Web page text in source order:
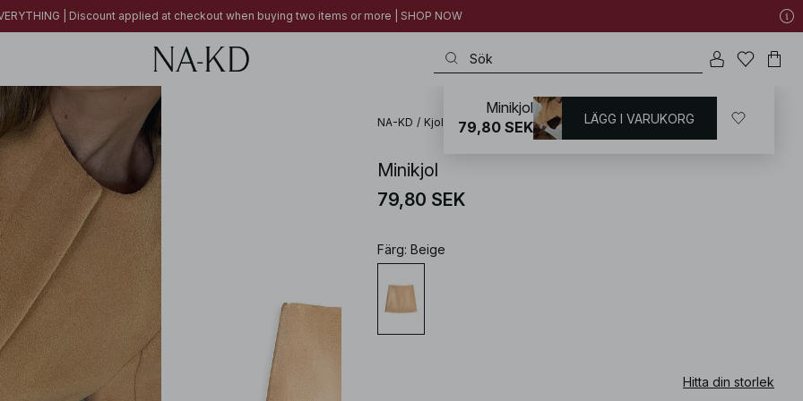
| Discount applied at checkout when buying two items or more | SHOP NOW
NA-KD / Kjolar / Minikjolar
Minikjol
79,80 SEK
Färg: Beige
Hitta din storlek
Minikjol
79,80 SEK
LÄGG I VARUKORG